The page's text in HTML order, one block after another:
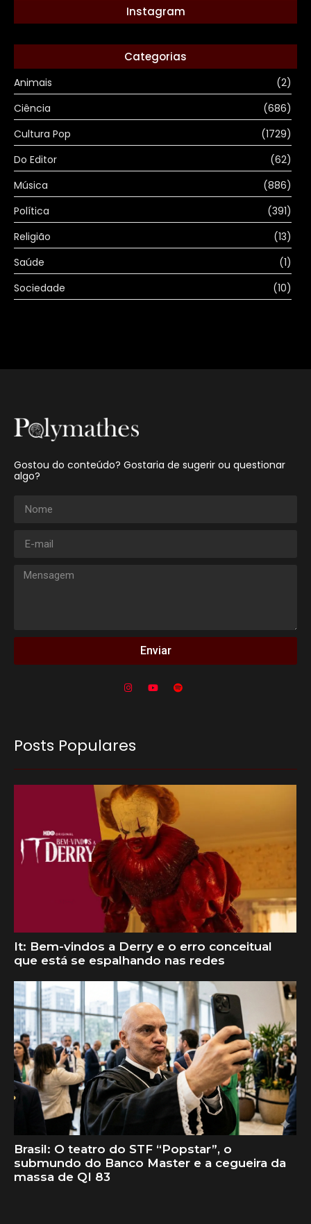
Instagram
Categorias
Animais
(2)
Ciência
(686)
Cultura Pop
(1729)
Do Editor
(62)
Música
(886)
Política
(391)
Religião
(13)
Saúde
(1)
Sociedade
(10)
Gostou do conteúdo? Gostaria de sugerir ou questionar
algo?
Enviar
Posts Populares
It: Bem-vindos a Derry e o erro conceitual
que está se espalhando nas redes
Brasil: O teatro do STF “Popstar”, o
submundo do Banco Master e a cegueira da
massa de QI 83